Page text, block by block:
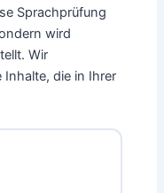
Sprachprüfung
wird
Wir
die in Ihrer